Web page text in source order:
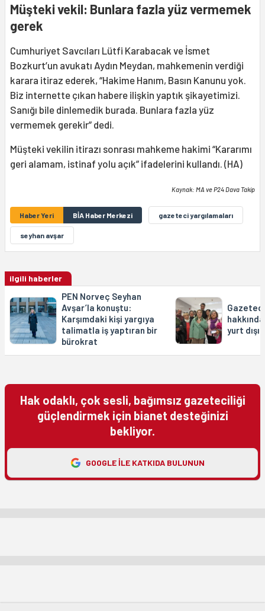
Müşteki vekil: Bunlara fazla yüz vermemek
gerek
Cumhuriyet Savcıları Lütfi Karabacak ve İsmet
Bozkurt’un avukatı Aydın Meydan, mahkemenin verdiği
karara itiraz ederek, “Hakime Hanım, Basın Kanunu yok.
Biz internette çıkan habere ilişkin yaptık şikayetimizi.
Sanığı bile dinlemedik burada. Bunlara fazla yüz
vermemek gerekir” dedi.
Müşteki vekilin itirazı sonrası mahkeme hakimi “Kararımı
geri alamam, istinaf yolu açık” ifadelerini kullandı. (HA)
Kaynak: MA ve P24 Dava Takip
Haber Yeri BİA Haber Merkezi gazeteci yargılamaları
seyhan avşar
ilgili haberler
PEN Norveç Seyhan
Avşar’la konuştu:
Karşımdaki kişi yargıya
talimatla iş yaptıran bir
bürokrat
yurt dışı
Hak odaklı, çok sesli, bağımsız gazeteciliği
güçlendirmek için bianet desteğinizi
bekliyor.
GOOGLE ILE KATKIDA BULUNUN